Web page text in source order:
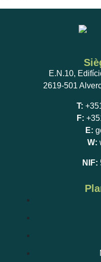
E.N.10,
2619-501
T:
F:
E:
W:
NIF: